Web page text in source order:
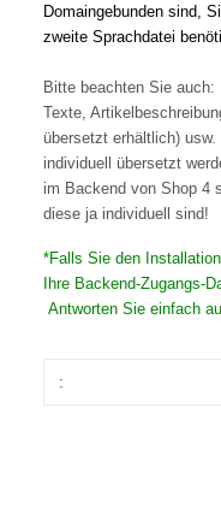
Domaingebunden sind,
zweite Sprachdatei
Bitte beachten Sie
Texte,
übersetzt erhältlich)
individuell übersetzt
im Backend von Shop 4
diese ja individuell sind!
*Falls Sie den
Ihre Backend-Zugangs-
Antworten Sie einfach
: